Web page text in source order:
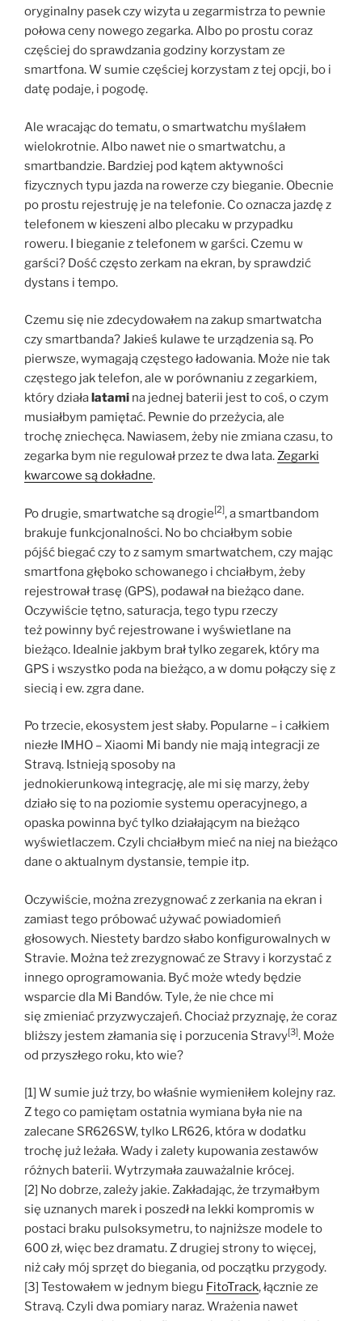
oryginalny pasek czy wizyta u zegarmistrza to pewnie
połowa ceny nowego zegarka. Albo po prostu coraz
częściej do sprawdzania godziny korzystam ze
smartfona. W sumie częściej korzystam z tej opcji, bo i
datę podaje, i pogodę.
Ale wracając do tematu, o smartwatchu myślałem
wielokrotnie. Albo nawet nie o smartwatchu, a
smartbandzie. Bardziej pod kątem aktywności
fizycznych typu jazda na rowerze czy bieganie. Obecnie
po prostu rejestruję je na telefonie. Co oznacza jazdę z
telefonem w kieszeni albo plecaku w przypadku
roweru. I bieganie z telefonem w garści. Czemu w
garści? Dość często zerkam na ekran, by sprawdzić
dystans i tempo.
Czemu się nie zdecydowałem na zakup smartwatcha
czy smartbanda? Jakieś kulawe te urządzenia są. Po
pierwsze, wymagają częstego ładowania. Może nie tak
częstego jak telefon, ale w porównaniu z zegarkiem,
który działalatami na jednej baterii jest to coś, o czym
musiałbym pamiętać. Pewnie do przeżycia, ale
trochę zniechęca. Nawiasem, żeby nie zmiana czasu, to
zegarka bym nie regulował przez te dwa lata.Zegarki
kwarcowe są dokładne.
Po drugie, smartwatche są drogie[2], a smartbandom
brakuje funkcjonalności. No bo chciałbym sobie
pójść biegać czy to z samym smartwatchem, czy mając
smartfona głęboko schowanego i chciałbym, żeby
rejestrował trasę (GPS), podawał na bieżąco dane.
Oczywiście tętno, saturacja, tego typu rzeczy
też powinny być rejestrowane i wyświetlane na
bieżąco. Idealnie jakbym brał tylko zegarek, który ma
GPS i wszystko poda na bieżąco, a w domu połączy się z
siecią i ew. zgra dane.
Po trzecie, ekosystem jest słaby. Popularne – i całkiem
niezłe IMHO – Xiaomi Mi bandy nie mają integracji ze
Stravą. Istnieją sposoby na
jednokierunkową integrację, ale mi się marzy, żeby
działo się to na poziomie systemu operacyjnego, a
opaska powinna być tylko działającym na bieżąco
wyświetlaczem. Czyli chciałbym mieć na niej na bieżąco
dane o aktualnym dystansie, tempie itp.
Oczywiście, można zrezygnować z zerkania na ekran i
zamiast tego próbować używać powiadomień
głosowych. Niestety bardzo słabo konfigurowalnych w
Stravie. Można też zrezygnować ze Stravy i korzystać z
innego oprogramowania. Być może wtedy będzie
wsparcie dla Mi Bandów. Tyle, że nie chce mi
się zmieniać przyzwyczajeń. Chociaż przyznaję, że coraz
bliższy jestem złamania się i porzucenia Stravy[3]. Może
od przyszłego roku, kto wie?
[1] W sumie już trzy, bo właśnie wymieniłem kolejny raz.
Z tego co pamiętam ostatnia wymiana była nie na
zalecane SR626SW, tylko LR626, która w dodatku
trochę już leżała. Wady i zalety kupowania zestawów
różnych baterii. Wytrzymała zauważalnie krócej.
[2] No dobrze, zależy jakie. Zakładając, że trzymałbym
się uznanych marek i poszedł na lekki kompromis w
postaci braku pulsoksymetru, to najniższe modele to
600 zł, więc bez dramatu. Z drugiej strony to więcej,
niż cały mój sprzęt do biegania, od początku przygody.
[3] Testowałem w jednym biegu FitoTrack, łącznie ze
Stravą. Czyli dwa pomiary naraz. Wrażenia nawet